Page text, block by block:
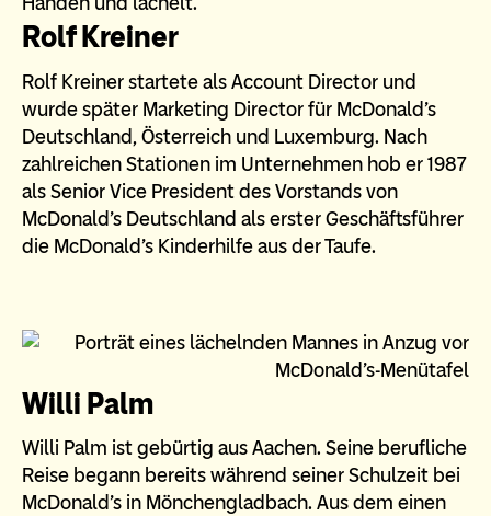
Rolf Kreiner
Rolf Kreiner startete als Account Director und
wurde später Marketing Director für McDonald's
Deutschland, Österreich und Luxemburg. Nach
zahlreichen Stationen im Unternehmen hob er 1987
als Senior Vice President des Vorstands von
McDonald's Deutschland als erster Geschäftsführer
die McDonald's Kinderhilfe aus der Taufe.
Willi Palm
Willi Palm ist gebürtig aus Aachen. Seine berufliche
Reise begann bereits während seiner Schulzeit bei
McDonald's in Mönchengladbach. Aus dem einen